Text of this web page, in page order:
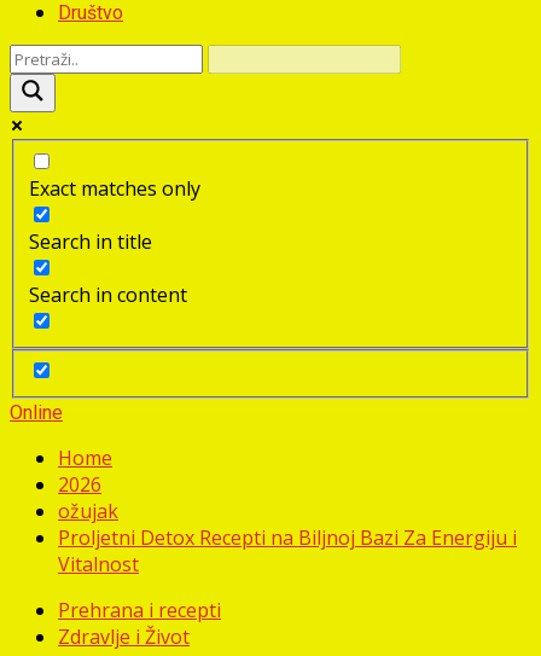
Društvo
Exact matches only
Search in title
Search in content
Online
Home
2026
ožujak
Proljetni Detox Recepti na Biljnoj Bazi Za Energiju i
Vitalnost
Prehrana i recepti
Zdravlje i Život